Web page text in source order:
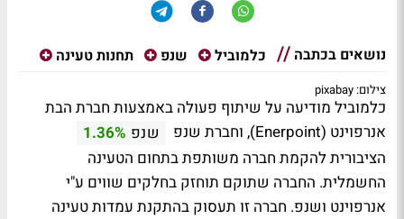
נושאים בכתבה כלמוביל שנפ תחנות טעינה
צילום: pixabay
כלמוביל מודיעה על שיתוף פעולה באמצעות חברת הבת
אנרפוינט (Enerpoint), וחברת שנפ
שנפ 1.36%
הציבורית להקמת חברה משותפת בתחום הטעינה
החשמלית. החברה שתוקם תוחזק בחלקים שווים ע"י
אנרפוינט ושנפ. חברה זו תעסוק בהתקנת עמדות טעינה